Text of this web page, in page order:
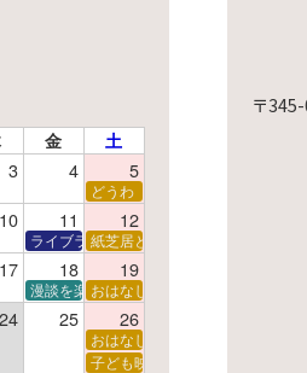
金 土
3 4 5
どうわ
10 11 12
ライブラリーシアター
紙芝居と折り紙
17 18 19
漫談を楽しむ会 ～漫談DVD上映会～
おはなし会
24 25 26
ック
映画会「調査屋マオさんの恋文」
おはなし会
子ども映画会
〒